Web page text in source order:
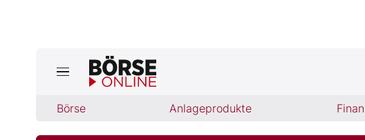
Börse Anlageprodukte
Börse